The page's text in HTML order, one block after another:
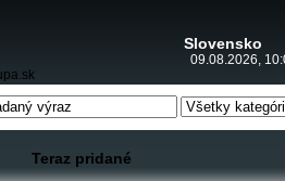
Slovensko
09.08.2026,
Teraz pridané